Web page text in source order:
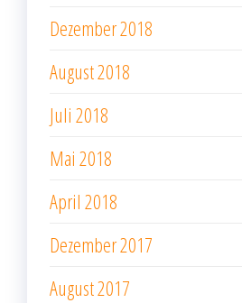
Dezember 2018
August 2018
Juli 2018
Mai 2018
April 2018
Dezember 2017
August 2017